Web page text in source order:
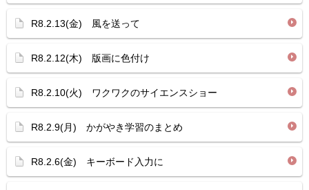
R8.2.13(金) 風を送って
R8.2.12(木) 版画に色付け
R8.2.10(火) ワクワクのサイエンスショー
R8.2.9(月) かがやき学習のまとめ
R8.2.6(金) キーボード入力に